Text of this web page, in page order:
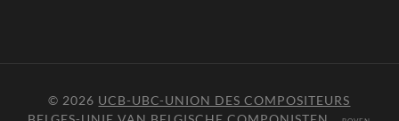
© 2026 UCB-UBC-UNION DES COMPOSITEURS